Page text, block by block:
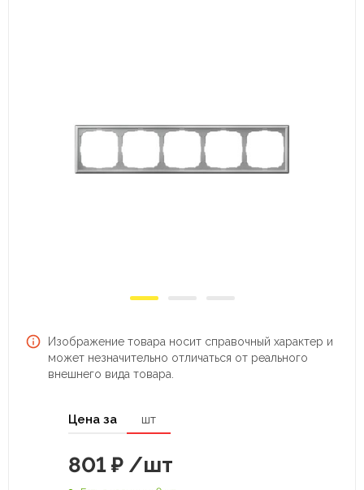
Изображение товара носит справочный характер и
может незначительно отличаться от реального
внешнего вида товара.
Цена за шт
801 ₽ /шт